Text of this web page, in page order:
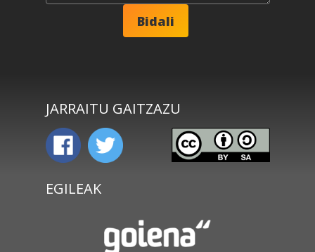
JARRAITU GAITZAZU
EGILEAK